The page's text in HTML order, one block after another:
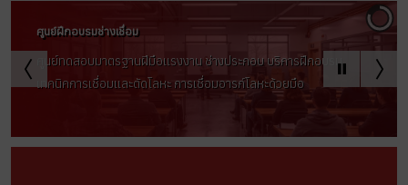
ศูนย์ฝึกอบรมช่างเชื่อม
ศูนย์ทดสอบมาตรฐานฝีมือเเรงงาน ช่างประกอบ บริการฝึกอบรม
เทคนิคการเชื่อมเเละตัดโลหะ การเชื่อมอารก์โลหะด้วยมือ